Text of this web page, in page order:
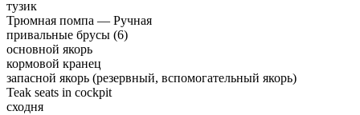
тузик
Трюмная помпа — Pучная
привальные брусы (6)
основной якорь
кормовой кранец
запасной якорь (резервный, вспомогательный якорь)
Teak seats in cockpit
сходня